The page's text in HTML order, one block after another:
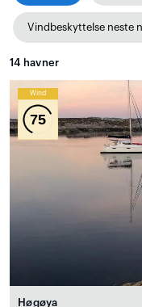
Vindbeskyttelse neste
14 havner
Wind
75
Høgøya